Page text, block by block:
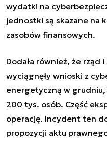
wydatki na
jednostki są skazane na
zasobów finansowych.
Dodała również, że
wyciągnęły wnioski z
energetyczną w
200 tys. osób. Część
operację. Incydent ten
propozycji aktu